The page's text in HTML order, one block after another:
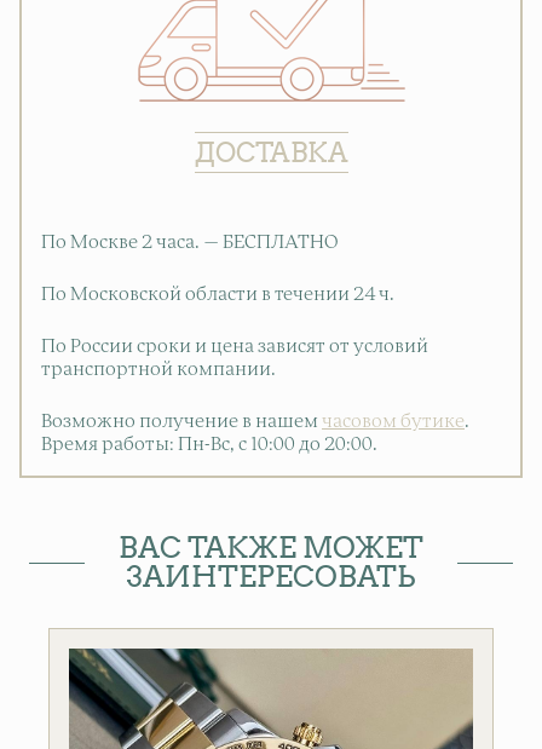
ДОСТАВКА
По Москве 2 часа. — БЕСПЛАТНО
По Московской области в течении 24 ч.
По России сроки и цена зависят от условий
транспортной компании.
Возможно получение в нашем часовом бутике.
Время работы: Пн-Вс, с 10:00 до 20:00.
ВАС ТАКЖЕ МОЖЕТ
ЗАИНТЕРЕСОВАТЬ